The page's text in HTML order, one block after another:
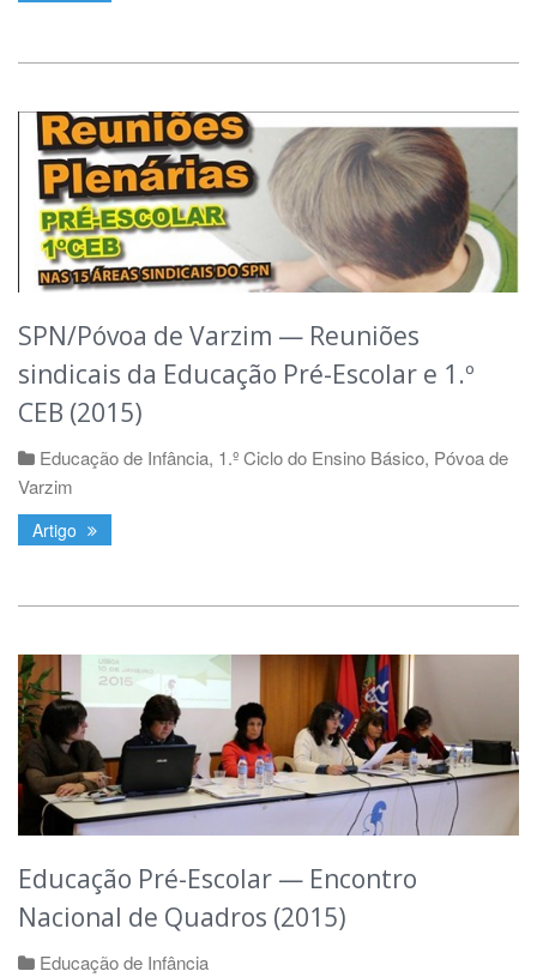
SPN/Póvoa de Varzim — Reuniões
sindicais da Educação Pré-Escolar e 1.º
CEB (2015)
Educação de Infância, 1.º Ciclo do Ensino Básico, Póvoa de
Varzim
Artigo
Educação Pré-Escolar — Encontro
Nacional de Quadros (2015)
Educação de Infância